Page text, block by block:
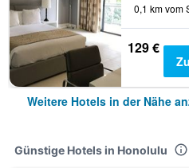
0,1 km vom
129 €
Weitere Hotels in der Nähe
Günstige Hotels in Honolulu